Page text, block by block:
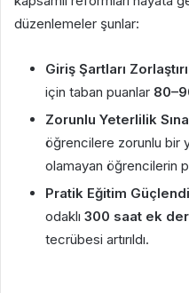
düzenlemeler şunlar:
Giriş Şartları
için taban puanlar
Zorunlu Yeterlilik
öğrencilere zorunlu bir
olamayan öğrencilerin
Pratik Eğitim
odaklı 300 saat ek
tecrübesi artırıldı.